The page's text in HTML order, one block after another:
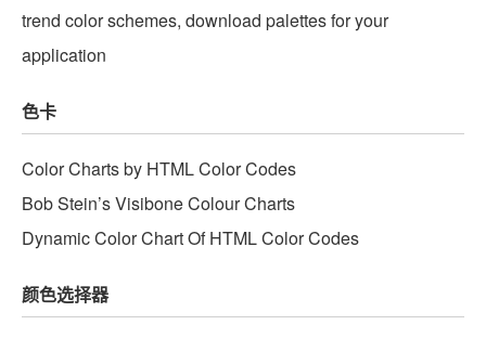
trend color schemes, download palettes for your
application
色卡
Color Charts by HTML Color Codes
Bob Stein’s Visibone Colour Charts
Dynamic Color Chart Of HTML Color Codes
颜色选择器